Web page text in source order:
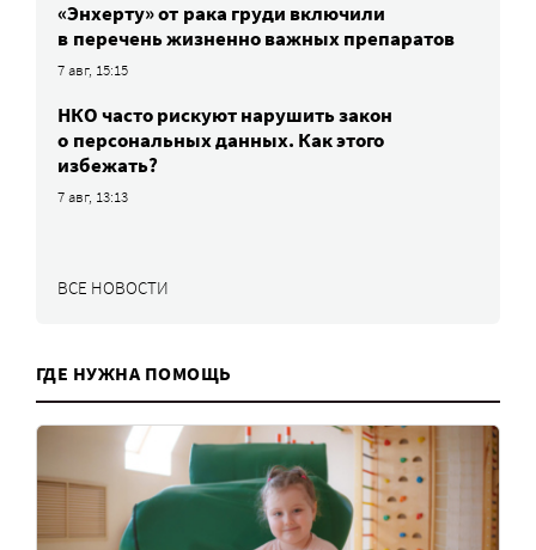
«Энхерту» от рака груди включили
в перечень жизненно важных препаратов
7 авг, 15:15
НКО часто рискуют нарушить закон
о персональных данных. Как этого
избежать?
7 авг, 13:13
ВСЕ НОВОСТИ
ГДЕ НУЖНА ПОМОЩЬ